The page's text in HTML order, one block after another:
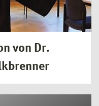
von Dr.